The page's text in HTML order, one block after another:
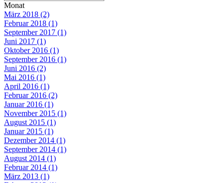
Monat
März 2018 (2)
Februar 2018 (1)
September 2017 (1)
Juni 2017 (1)
Oktober 2016 (1)
September 2016 (1)
Juni 2016 (2)
Mai 2016 (1)
April 2016 (1)
Februar 2016 (2)
Januar 2016 (1)
November 2015 (1)
August 2015 (1)
Januar 2015 (1)
Dezember 2014 (1)
September 2014 (1)
August 2014 (1)
Februar 2014 (1)
März 2013 (1)